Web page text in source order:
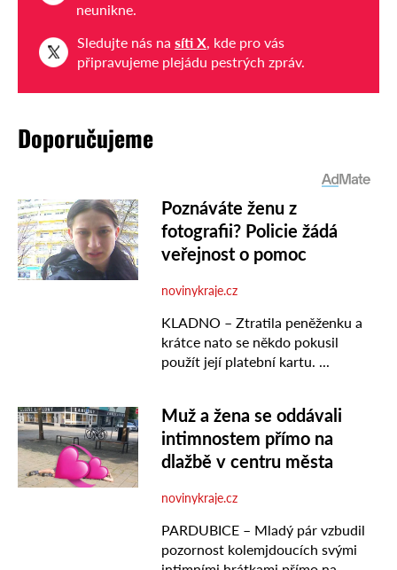
neunikne.
Sledujte nás na síti X, kde pro vás
připravujeme plejádu pestrých zpráv.
Doporučujeme